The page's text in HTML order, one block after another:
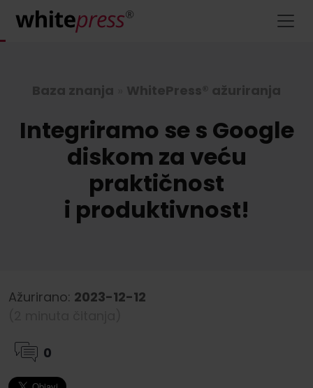
Baza znanja WhitePress® ažuriranja
Integriramo se s Google
diskom za veću
praktičnost
i produktivnost!
Ažurirano: 2023-12-12
0